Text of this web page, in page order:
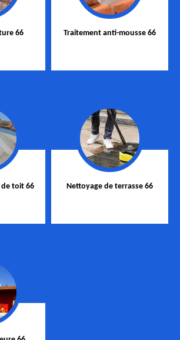
66 Traitement anti-mousse 66
toit 66 Nettoyage de terrasse 66